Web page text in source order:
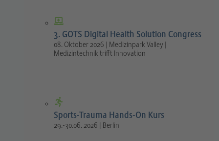
3. GOTS Digital Health Solution Congress
08. Oktober 2026 | Medizinpark Valley |
Medizintechnik trifft Innovation
Sports-Trauma Hands-On Kurs
29.-30.06. 2026 | Berlin